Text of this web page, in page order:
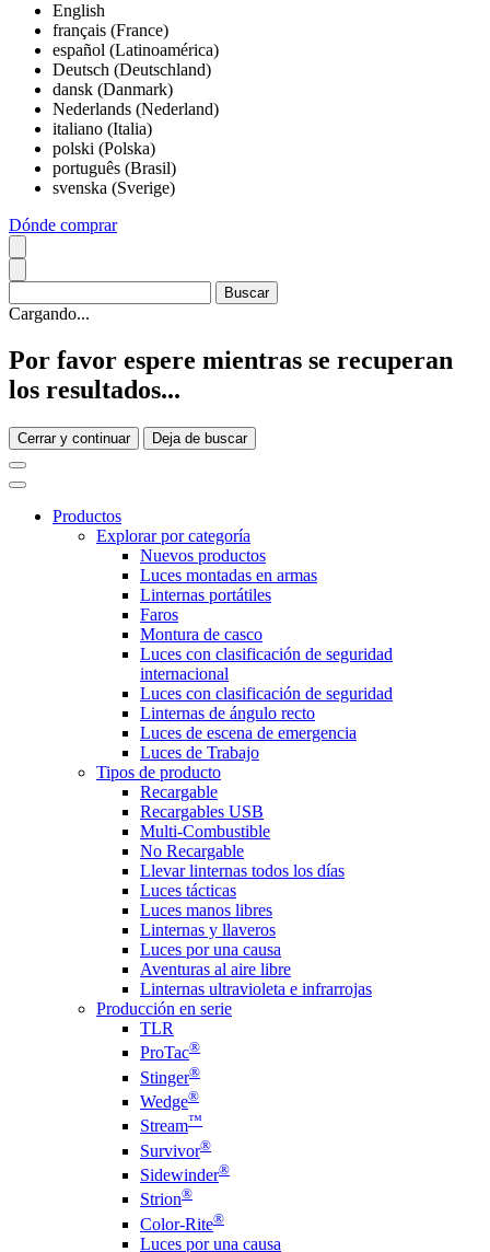
English
français (France)
español (Latinoamérica)
Deutsch (Deutschland)
dansk (Danmark)
Nederlands (Nederland)
italiano (Italia)
polski (Polska)
português (Brasil)
svenska (Sverige)
Dónde comprar
Cargando...
Por favor espere mientras se recuperan
los resultados...
Cerrar y continuar Deja de buscar
Productos
Explorar por categoría
Nuevos productos
Luces montadas en armas
Linternas portátiles
Faros
Montura de casco
Luces con clasificación de seguridad
internacional
Luces con clasificación de seguridad
Linternas de ángulo recto
Luces de escena de emergencia
Luces de Trabajo
Tipos de producto
Recargable
Recargables USB
Multi-Combustible
No Recargable
Llevar linternas todos los días
Luces tácticas
Luces manos libres
Linternas y llaveros
Luces por una causa
Aventuras al aire libre
Linternas ultravioleta e infrarrojas
Producción en serie
TLR
ProTac®
Stinger®
Wedge®
Stream™
Survivor®
Sidewinder®
Strion®
Color-Rite®
Luces por una causa